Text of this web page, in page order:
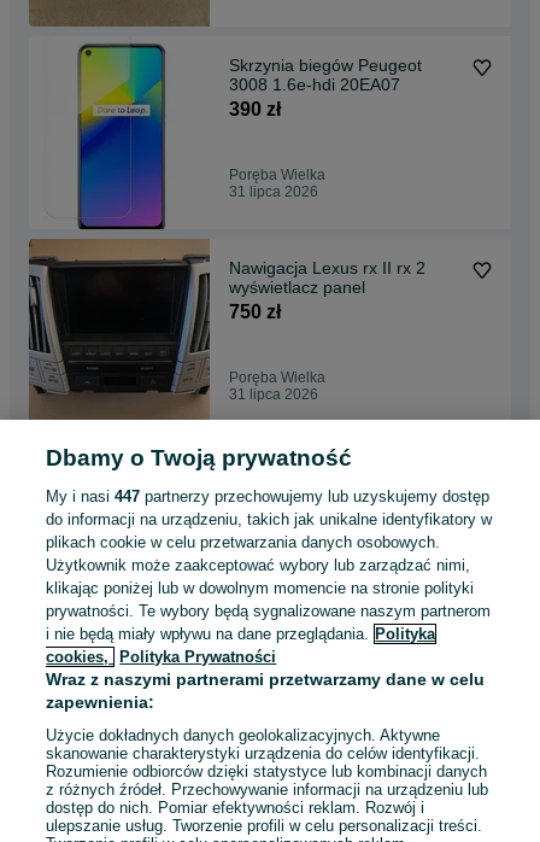
Skrzynia biegów Peugeot
3008 1.6e-hdi 20EA07
390 zł
Poręba Wielka
31 lipca 2026
Nawigacja Lexus rx II rx 2
wyświetlacz panel
750 zł
Poręba Wielka
31 lipca 2026
Zderzak Przód Kompletny
Peugeot 5008 I 09-13r Kolor
KGYC
1 700 zł
Poręba Wielka
31 lipca 2026
Automatyczna Skrzynia
biegów Honda Civic VIII 1.3
Poręba Wielka
31 lipca 2026
Dbamy o Twoją prywatność
My i nasi447 partnerzy przechowujemy lub uzyskujemy dostęp
do informacji na urządzeniu, takich jak unikalne identyfikatory w
plikach cookie w celu przetwarzania danych osobowych.
Użytkownik może zaakceptować wybory lub zarządzać nimi,
klikając poniżej lub w dowolnym momencie na stronie polityki
prywatności. Te wybory będą sygnalizowane naszym partnerom
i nie będą miały wpływu na dane przeglądania. Polityka
cookies,
Polityka Prywatności
Wraz z naszymi partnerami przetwarzamy dane w celu
zapewnienia:
Użycie dokładnych danych geolokalizacyjnych. Aktywne
skanowanie charakterystyki urządzenia do celów identyfikacji.
Rozumienie odbiorców dzięki statystyce lub kombinacji danych
z różnych źródeł. Przechowywanie informacji na urządzeniu lub
dostęp do nich. Pomiar efektywności reklam. Rozwój i
ulepszanie usług. Tworzenie profili w celu personalizacji treści.